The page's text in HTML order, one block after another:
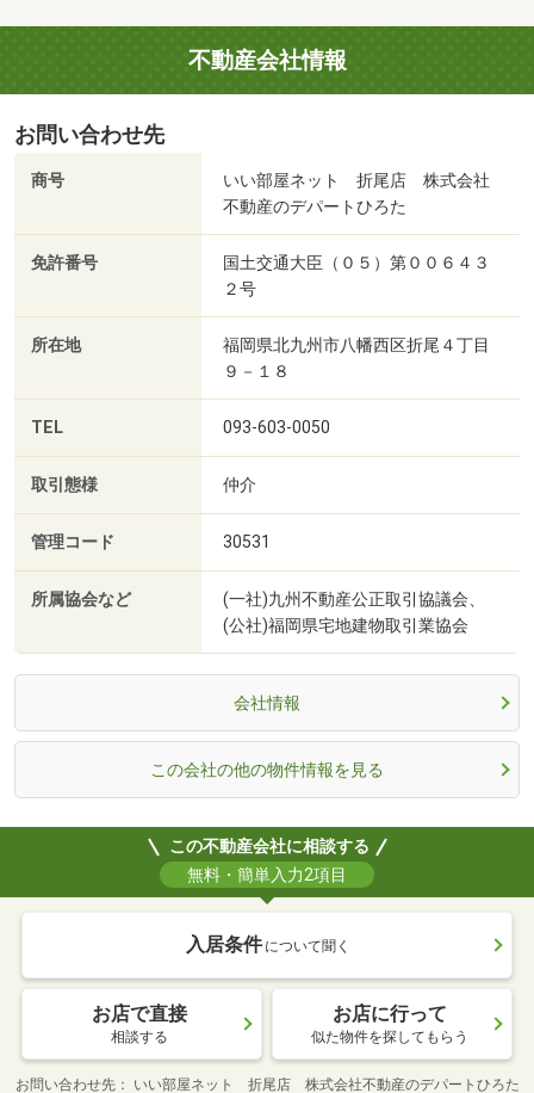
不動産会社情報
お問い合わせ先
商号
いい部屋ネット 折尾店 株式会社
不動産のデパートひろた
免許番号
国土交通大臣（０５）第００６４３
２号
所在地
福岡県北九州市八幡西区折尾４丁目
９－１８
TEL 093-603-0050
取引態様 仲介
管理コード 30531
所属協会など
(一社)九州不動産公正取引協議会、
(公社)福岡県宅地建物取引業協会
会社情報
この会社の他の物件情報を見る
この不動産会社に相談する
無料・簡単入力2項目
入居条件 について聞く
お店で直接
相談する
お店に行って
似た物件を探してもらう
お問い合わせ先 いい部屋ネット 折尾店 株式会社不動産のデパートひろた